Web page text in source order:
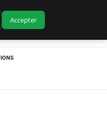
Accepter